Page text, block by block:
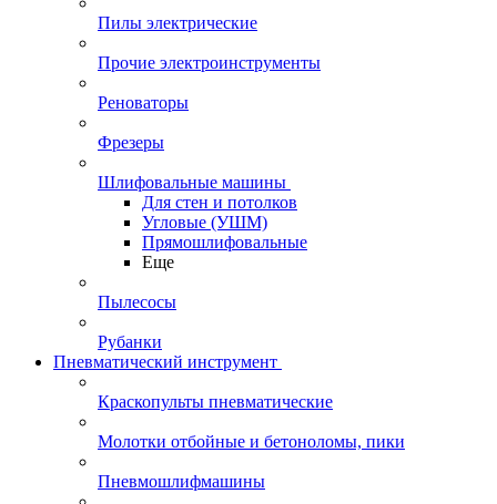
Пилы электрические
Прочие электроинструменты
Реноваторы
Фрезеры
Шлифовальные машины
Для стен и потолков
Угловые (УШМ)
Прямошлифовальные
Еще
Пылесосы
Рубанки
Пневматический инструмент
Краскопульты пневматические
Молотки отбойные и бетоноломы, пики
Пневмошлифмашины